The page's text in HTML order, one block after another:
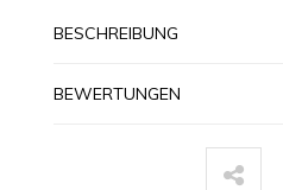
BESCHREIBUNG
BEWERTUNGEN